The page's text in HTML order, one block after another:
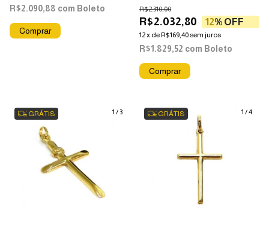
R$2.090,88 com Boleto
R$2.032,80
R$2.310,00
12% OFF
12x deR$169,40sem juros
R$1.829,52 com Boleto
1 / 3
GRÁTIS 1 /4
GRÁTIS